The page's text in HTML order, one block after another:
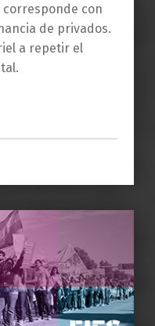
corresponde con
de privados.
a repetir el